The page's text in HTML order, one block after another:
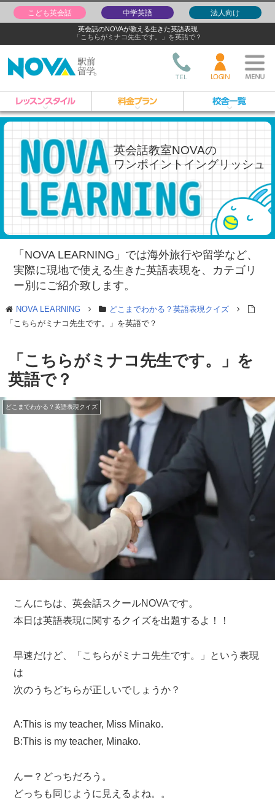
英会話のNOVAが教える生きた英語表現
「こちらがミナコ先生です。」を英語で？
こども英会話 中学英語 法人向け
英会話教室NOVAの
ワンポイントイングリッシュ
「NOVA LEARNING」では海外旅行や留学など、
実際に現地で使える生きた英語表現を、 カテゴリ
ー別にご紹介致します。
NOVA LEARNING
どこまでわかる？英語表現クイズ
「こちらがミナコ先生です。」を英語で？
「こちらがミナコ先生です。」を
英語で？
どこまでわかる？英語表現クイズ
こんにちは、英会話スクールNOVAです。
本日は英語表現に関するクイズを出題するよ！！
早速だけど、「こちらがミナコ先生です。」という表現
は
次のうちどちらが正しいでしょうか？
A:This is my teacher, Miss Minako.
B:This is my teacher, Minako.
んー？どっちだろう。
どっちも同じように見えるよね。。